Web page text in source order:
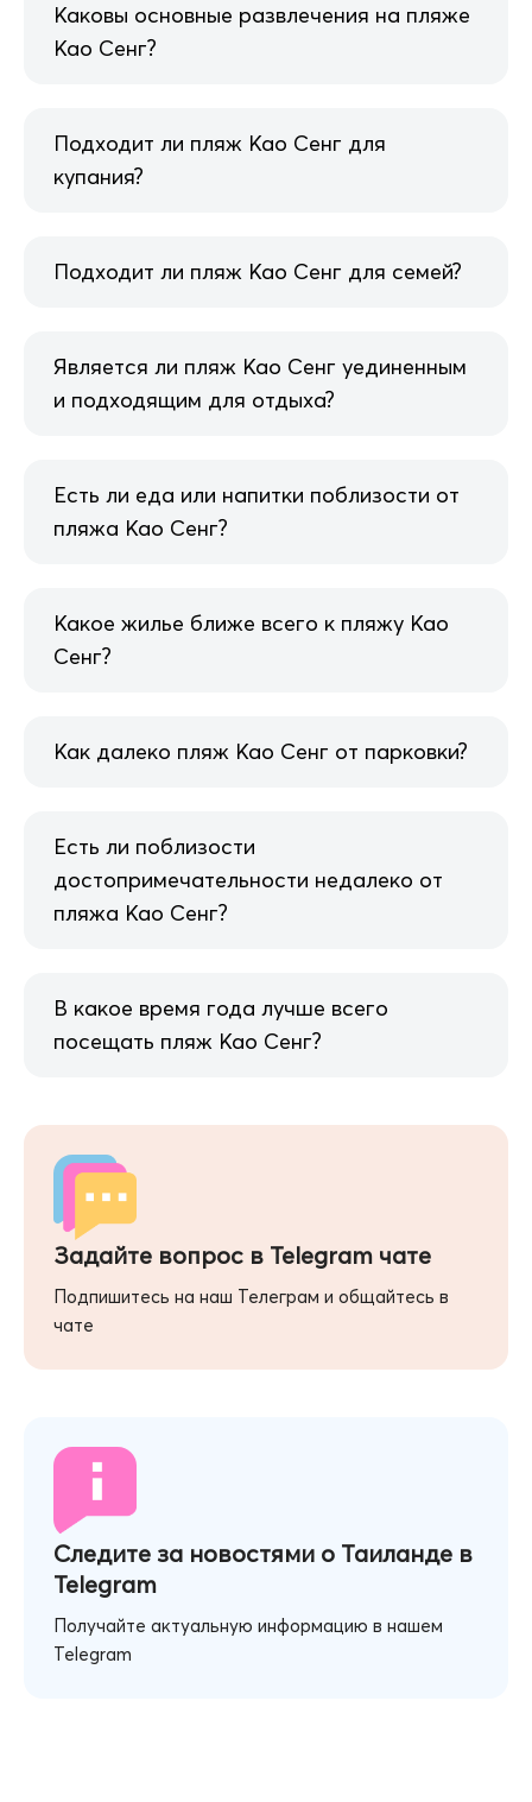
Каковы основные развлечения на пляже
Као Сенг?
Подходит ли пляж Као Сенг для
купания?
Подходит ли пляж Као Сенг для семей?
Является ли пляж Као Сенг уединенным
и подходящим для отдыха?
Есть ли еда или напитки поблизости от
пляжа Као Сенг?
Какое жилье ближе всего к пляжу Као
Сенг?
Как далеко пляж Као Сенг от парковки?
Есть ли поблизости
достопримечательности недалеко от
пляжа Као Сенг?
В какое время года лучше всего
посещать пляж Као Сенг?
Задайте вопрос в Telegram чате
Подпишитесь на наш Телеграм и общайтесь в
чате
Следите за новостями о Таиланде в
Telegram
Получайте актуальную информацию в нашем
Telegram